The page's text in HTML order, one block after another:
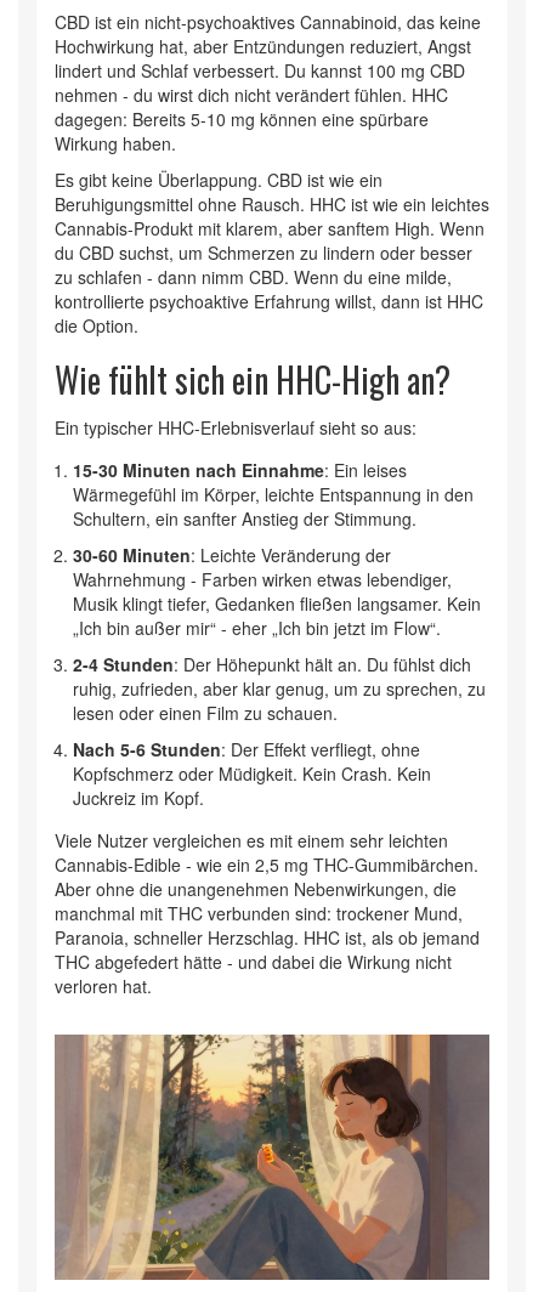
CBD ist ein nicht-psychoaktives Cannabinoid, das keine
Hochwirkung hat, aber Entzündungen reduziert, Angst
lindert und Schlaf verbessert. Du kannst 100 mg CBD
nehmen - du wirst dich nicht verändert fühlen. HHC
dagegen: Bereits 5-10 mg können eine spürbare
Wirkung haben.
Es gibt keine Überlappung. CBD ist wie ein
Beruhigungsmittel ohne Rausch. HHC ist wie ein leichtes
Cannabis-Produkt mit klarem, aber sanftem High. Wenn
du CBD suchst, um Schmerzen zu lindern oder besser
zu schlafen - dann nimm CBD. Wenn du eine milde,
kontrollierte psychoaktive Erfahrung willst, dann ist HHC
die Option.
Wie fühlt sich ein HHC-High an?
Ein typischer HHC-Erlebnisverlauf sieht so aus:
15-30 Minuten nach Einnahme: Ein leises
Wärmegefühl im Körper, leichte Entspannung in den
Schultern, ein sanfter Anstieg der Stimmung.
30-60 Minuten: Leichte Veränderung der
Wahrnehmung - Farben wirken etwas lebendiger,
Musik klingt tiefer, Gedanken fließen langsamer. Kein
„Ich bin außer mir“ - eher „Ich bin jetzt im Flow“.
2-4 Stunden: Der Höhepunkt hält an. Du fühlst dich
ruhig, zufrieden, aber klar genug, um zu sprechen, zu
lesen oder einen Film zu schauen.
Nach 5-6 Stunden: Der Effekt verfliegt, ohne
Kopfschmerz oder Müdigkeit. Kein Crash. Kein
Juckreiz im Kopf.
Viele Nutzer vergleichen es mit einem sehr leichten
Cannabis-Edible - wie ein 2,5 mg THC-Gummibärchen.
Aber ohne die unangenehmen Nebenwirkungen, die
manchmal mit THC verbunden sind: trockener Mund,
Paranoia, schneller Herzschlag. HHC ist, als ob jemand
THC abgefedert hätte - und dabei die Wirkung nicht
verloren hat.